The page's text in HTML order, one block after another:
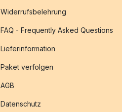
Widerrufsbelehrung
FAQ - Frequently Asked Questions
Lieferinformation
Paket verfolgen
AGB
Datenschutz